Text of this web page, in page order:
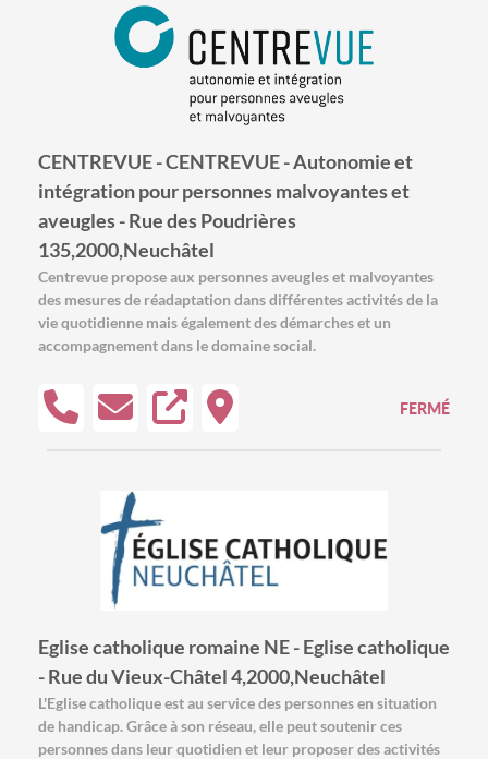
CENTREVUE - CENTREVUE - Autonomie et
intégration pour personnes malvoyantes et
aveugles - Rue des Poudrières
135,2000,Neuchâtel
Centrevue propose aux personnes aveugles et malvoyantes
des mesures de réadaptation dans différentes activités de la
vie quotidienne mais également des démarches et un
accompagnement dans le domaine social.
FERMÉ
Eglise catholique romaine NE - Eglise catholique
- Rue du Vieux-Châtel 4,2000,Neuchâtel
L'Eglise catholique est au service des personnes en situation
de handicap. Grâce à son réseau, elle peut soutenir ces
personnes dans leur quotidien et leur proposer des activités